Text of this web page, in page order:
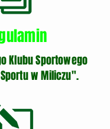
Klubu Sportowego
w Miliczu".